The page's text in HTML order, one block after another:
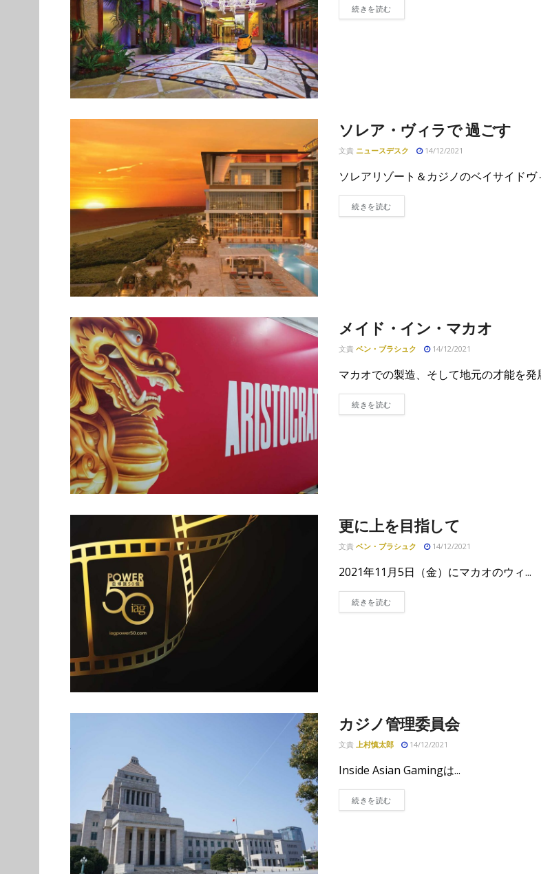
続きを読むDETAILS
ソレア・ヴィラで 過ごす
文責 ニュースデスク 14/12/2021
ソレアリゾート＆カジノのベイサイドヴ
続きを読むDETAILS
メイド・イン・マカオ
文責 ベン・ブラシュク 14/12/2021
マカオでの製造、そして地元の才能を発
続きを読むDETAILS
更に上を目指して
文責 ベン・ブラシュク 14/12/2021
2021年11月5日（金）にマカオのウィ...
続きを読むDETAILS
カジノ管理委員会
文責 上村慎太郎 14/12/2021
Inside Asian Gamingは...
続きを読むDETAILS